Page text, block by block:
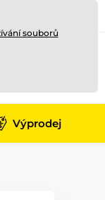
Výprodej
souborů